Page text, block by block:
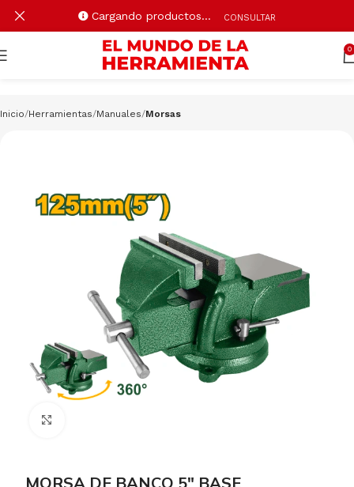
0
Inicio Herramientas Manuales Morsas
MORSA DE BANCO 5″ BASE
Cargando productos… CONSULTAR